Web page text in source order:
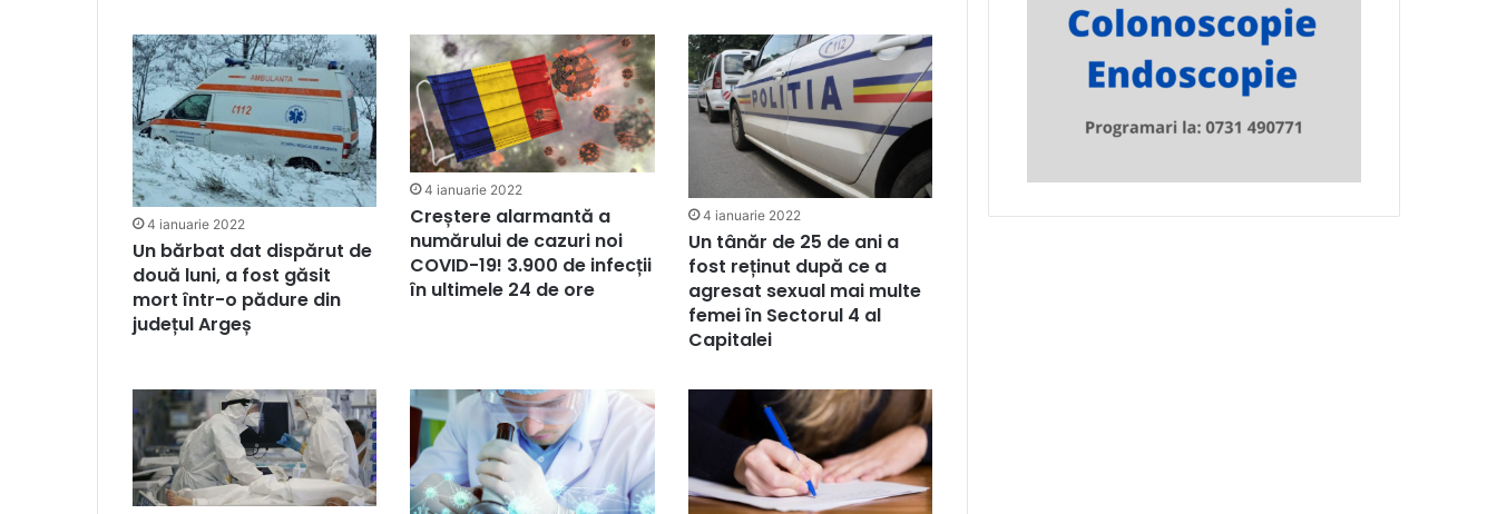
4 ianuarie 2022
Un bărbat dat dispărut de
două luni, a fost găsit
mort într-o pădure din
județul Argeș
4 ianuarie 2022
Creștere alarmantă a
numărului de cazuri noi
COVID-19! 3.900 de infecții
în ultimele 24 de ore
4 ianuarie 2022
Un tânăr de 25 de ani a
fost reținut după ce a
agresat sexual mai multe
femei în Sectorul 4 al
Capitalei